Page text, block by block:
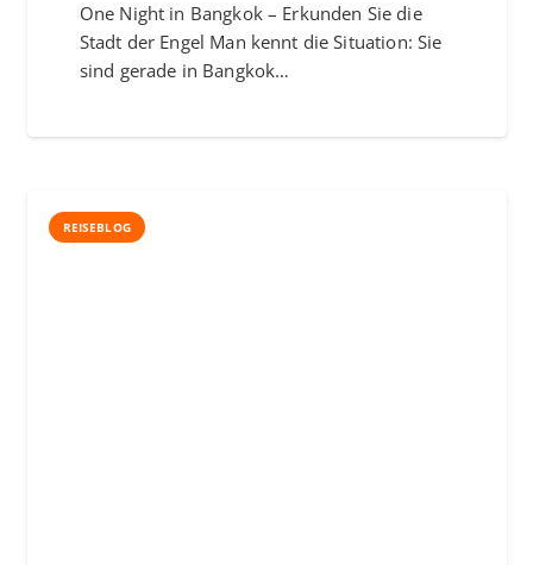
One Night in Bangkok – Erkunden Sie die
Stadt der Engel Man kennt die Situation: Sie
sind gerade in Bangkok…
REISEBLOG